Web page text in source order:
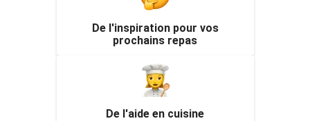
De l'inspiration pour vos
prochains repas
De l'aide en cuisine